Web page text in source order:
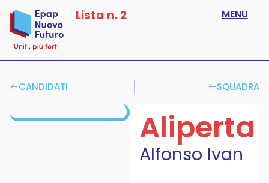
Lista n.2 MENU
CANDIDATI SQUADRA
Aliperta
Alfonso Ivan